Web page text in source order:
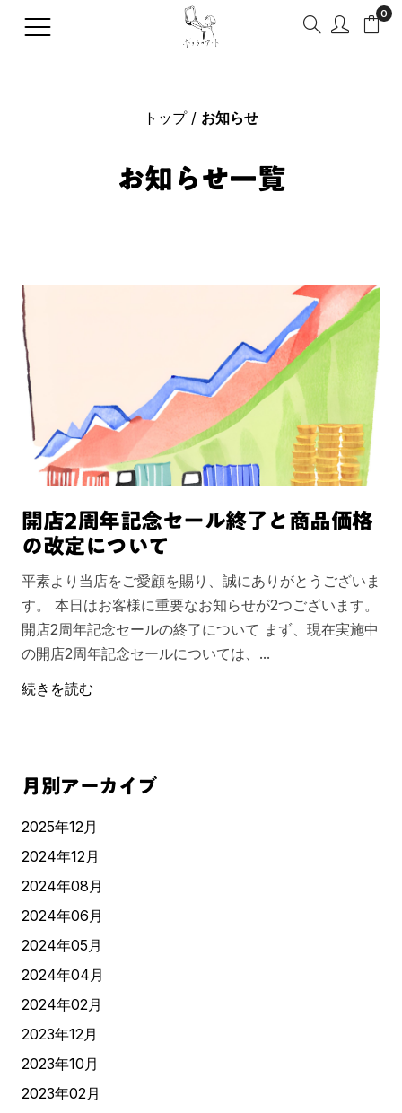
0
マイページへ
アーティスト一覧
カテゴリから探す
アーティストから探す
全てのアーティスト
ッホ
クロード・モネ
ヨハネス・フェルメール
グスタフ・クリムト
エゴン・シーレ
ピート・モンドリアン
ワシリー・カンディンスキ
ー
パウル・クレー
全ての美術史・芸術運動
ポスト印象派
アール・ヌーヴォー
ドイツ表現主義
ウィーン分離派
キュビスム
バウハウス
ジャンルから探す
全てのジャンル
人物画
肖像画
博物画
動物画
歴史画
宗教画
寓意画
風俗画
原画の技法から探す
全ての原画の技法
版画
ドローイング
国・地域から探す
全ての国・地域
全ての欧米
イギリス
イタリア
ドイツ
オーストリア
オランダ
ロシア
ポーランド
スペイン
作品の印象から探す
全ての作品の印象
かわいい
鮮明・ビビッド
淡い
きれい
強烈
躍動的・ダイナミック
ぼんやり・アンニュイ
不思議な
年代から探す
全ての年代
19世紀（1800年代）
20世紀（1900年代）
色から探す
全ての色
イエロー系
グリーン系
ブルー系
パープル系
ピンク系
モノクロ
カラフル
淡色
ブログを読む
ボクらのアートとは？
よくあるご質問
トップ お知らせ
お知らせ一覧
開店2周年記念セール終了と商品価格
の改定について
平素より当店をご愛顧を賜り、誠にありがとうございま
す。 本日はお客様に重要なお知らせが2つございます。
開店2周年記念セールの終了について まず、現在実施中
の開店2周年記念セールについては、...
続きを読む
月別アーカイブ
2025年12月
2024年12月
2024年08月
2024年06月
2024年05月
2024年04月
2024年02月
2023年12月
2023年10月
2023年02月